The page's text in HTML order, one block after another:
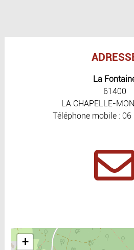
La
61400
LA CHAPELLE-
Téléphone mobile :
Include la carte
+